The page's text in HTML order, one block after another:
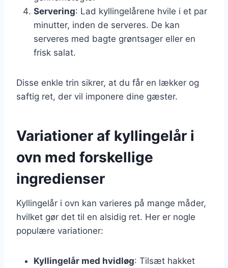
Servering: Lad kyllingelårene hvile i et par
minutter, inden de serveres. De kan
serveres med bagte grøntsager eller en
frisk salat.
Disse enkle trin sikrer, at du får en lækker og
saftig ret, der vil imponere dine gæster.
Variationer af kyllingelår i
ovn med forskellige
ingredienser
Kyllingelår i ovn kan varieres på mange måder,
hvilket gør det til en alsidig ret. Her er nogle
populære variationer:
Kyllingelår med hvidløg: Tilsæt hakket